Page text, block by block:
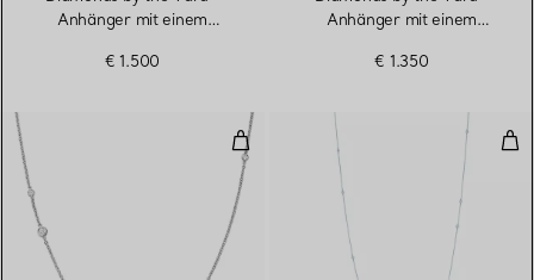
Anhänger mit einem
€ 1.500
Anhänger mit einem
€ 1.350
Diamonds by the Yard®